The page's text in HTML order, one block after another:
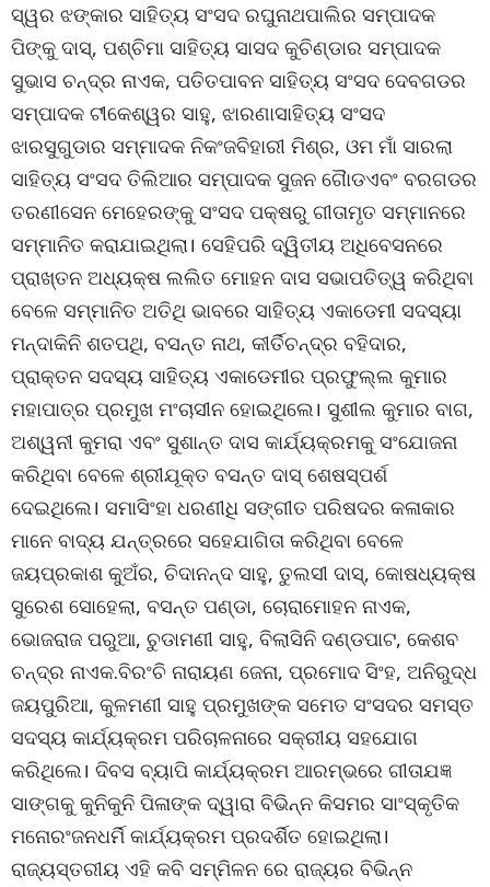
ସ୍ୱର ଝଙ୍କାର ସାହିତ୍ୟ ସଂସଦ ରଘୁନାଥପାଲିର ସମ୍ପାଦକ
ପିଙ୍କୁ ଦାସ୍, ପଶ୍ଚିମା ସାହିତ୍ୟ ସାସଦ କୁଚିଣ୍ଡାର ସମ୍ପାଦକ
ସୁଭାସ ଚନ୍ଦ୍ର ନାଏକ, ପତିତପାବନ ସାହିତ୍ୟ ସଂସଦ ଦେବଗଡର
ସମ୍ପାଦକ ଟୀକେଶ୍ୱର ସାହୁ, ଝାରଣାସାହିତ୍ୟ ସଂସଦ
ଝାରସୁଗୁଡାର ସମ୍ମାଦକ ନିକଂଜବିହାରୀ ମିଶ୍ର, ଓମ ମାଁ ସାରଲା
ସାହିତ୍ୟ ସଂସଦ ତିଲିଆର ସମ୍ପାଦକ ସୁଜନ ଗୈାଡଏବଂ ବରଗଡର
ତରଣୀସେନ ମେହେରଙ୍କୁ ସଂସଦ ପକ୍ଷରୁ ଗୀତାମୃତ ସମ୍ମାନରେ
ସମ୍ମାନିତ କରାଯାଇଥିଲା। ସେହିପରି ଦ୍ୱିତୀୟ ଅଧିବେସନରେ
ପ୍ରାଖ୍ତନ ଅଧ୍ୟକ୍ଷ ଲଲିତ ମୋହନ ଦାସ ସଭାପତିତ୍ୱ କରିଥିବା
ବେଳେ ସମ୍ମାନିତ ଅତିଥି ଭାବରେ ସାହିତ୍ୟ ଏକାଡେମୀ ସଦସ୍ୟା
ମନ୍ଦାକିନି ଶତପଥି, ବସନ୍ତ ନାଥ, କୀର୍ତିଚନ୍ଦ୍ର ବହିଦାର,
ପ୍ରାକ୍ତନ ସଦସ୍ୟ ସାହିତ୍ୟ ଏକାଡେମୀର ପ୍ରଫୁଲ୍ଲ କୁମାର
ମହାପାତ୍ର ପ୍ରମୁଖ ମଂଚାସୀନ ହୋଇଥିଲେ। ସୁଶୀଲ କୁମାର ବାଗ,
ଅଶ୍ୱନୀ କୁମରା ଏବଂ ସୁଶାନ୍ତ ଦାସ କାର୍ଯ୍ୟକ୍ରମକୁ ସଂଯୋଜନା
କରିଥିବା ବେଳେ ଶ୍ରୀଯୂକ୍ତ ବସନ୍ତ ଦାସ୍ ଶେଷସ୍ପର୍ଶ
ଦେଇଥିଲେ। ସମାସିଂହା ଧରଣୀଧି ସଙ୍ଗୀତ ପରିଷଦର କଳାକାର
ମାନେ ବାଦ୍ୟ ଯନ୍ତ୍ରରେ ସହେଯାଗିତା କରିଥିବା ବେଳେ
ଜୟପ୍ରକାଶ କୁଅଁର, ଚିଦାନନ୍ଦ ସାହୁ, ତୁଲସୀ ଦାସ୍, କୋଷଧ୍ୟକ୍ଷ
ସୁରେଶ ସୋହେଲା, ବସନ୍ତ ପଣ୍ଡା, ଚୋରାମୋହନ ନାଏକ,
ଭୋଜରାଜ ପରୁଆ, ଚୁଡାମଣୀ ସାହୁ, ବିଲାସିନି ଦଣ୍ଡପାଟ, କେଶବ
ଚନ୍ଦ୍ର ନାଏକ.ବିରଂଚି ନାରାୟଣ ଜେନା, ପ୍ରମୋଦ ସିଂହ, ଅନିରୁଦ୍ଧ
ଜୟପୁରିଆ, କୁଳମଣୀ ସାହୁ ପ୍ରମୁଖଙ୍କ ସମେତ ସଂସଦର ସମସ୍ତ
ସଦସ୍ୟ କାର୍ଯ୍ୟକ୍ରମ ପରିଚାଳନାରେ ସକ୍ରୀୟ ସହଯୋଗ
କରିଥିଲେ। ଦିବସ ବ୍ୟାପି କାର୍ଯ୍ୟକ୍ରମ ଆରମ୍ଭରେ ଗୀତାଯଜ୍ଞ
ସାଙ୍ଗକୁ କୁନିକୁନି ପିଳାଙ୍କ ଦ୍ୱାରା ବିଭିନ୍ନ କିସମର ସାଂସ୍କୃତିକ
ମନୋରଂଜନଧର୍ମି କାର୍ଯ୍ୟକ୍ରମ ପ୍ରଦର୍ଶିତ ହୋଇଥିଲା।
ରାଜ୍ୟସ୍ତରୀୟ ଏହି କବି ସମ୍ମିଳନ ରେ ରାଜ୍ୟର ବିଭିନ୍ନ